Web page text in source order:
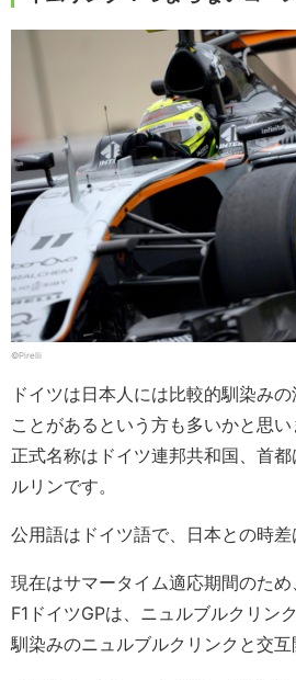
©Pirelli
ドイツは日本人には比較的馴染み
ことがあるという方も多いかと思い
正式名称はドイツ連邦共和国、首
ルリンです。
公用語はドイツ語で、日本との時差
現在はサマータイム適応期間のため
F1ドイツGPは、ニュルブルクリン
馴染みのニュルブルクリンクと交互